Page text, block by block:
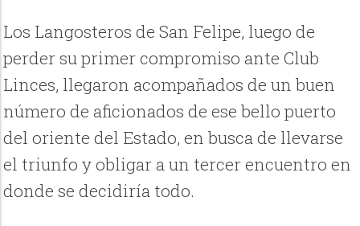
Los Langosteros de San Felipe, luego de
perder su primer compromiso ante Club
Linces, llegaron acompañados de un buen
número de aficionados de ese bello puerto
del oriente del Estado, en busca de llevarse
el triunfo y obligar a un tercer encuentro en
donde se decidiría todo.